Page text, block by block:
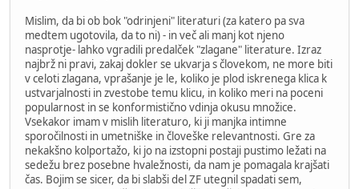
Mislim, da bi ob bok "odrinjeni" literaturi (za katero pa sva
medtem ugotovila, da to ni) - in več ali manj kot njeno
nasprotje- lahko vgradili predalček "zlagane" literature. Izraz
najbrž ni pravi, zakaj dokler se ukvarja s človekom, ne more biti
v celoti zlagana, vprašanje je le, koliko je plod iskrenega klica k
ustvarjalnosti in zvestobe temu klicu, in koliko meri na poceni
popularnost in se konformistično vdinja okusu množice.
Vsekakor imam v mislih literaturo, ki ji manjka intimne
sporočilnosti in umetniške in človeške relevantnosti. Gre za
nekakšno kolportažo, ki jo na izstopni postaji pustimo ležati na
sedežu brez posebne hvaležnosti, da nam je pomagala krajšati
čas. Bojim se sicer, da bi slabši del ZF utegnil spadati sem,